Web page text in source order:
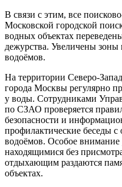
В связи с этим, все
Московской городской
водных объектах
дежурства. Увеличены зоны
водоёмов.
На территории Северо-
города Москвы регулярно
у воды. Сотрудниками
по СЗАО проверяется
безопасности и
профилактические беседы
водоёмов. Особое внимание
находящимися без
отдыхающим раздаются
объектах.